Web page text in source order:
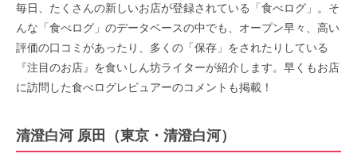
毎日、たくさんの新しいお店が登録されている「食べログ」。そ
んな「食べログ」のデータベースの中でも、オープン早々、高い
評価の口コミがあったり、多くの「保存」をされたりしている
『注目のお店』を食いしん坊ライターが紹介します。早くもお店
に訪問した食べログレビュアーのコメントも掲載！
清澄白河 原田（東京・清澄白河）